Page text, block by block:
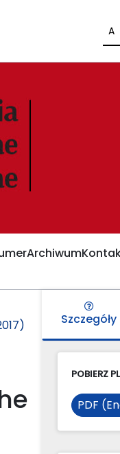
A
Archiwum
Szczegóły
POBIERZ
PDF